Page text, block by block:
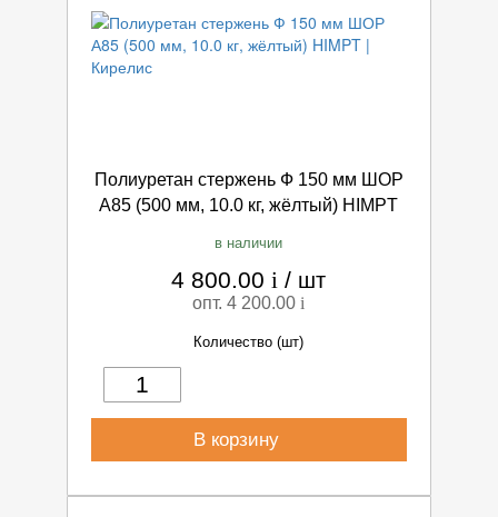
Полиуретан стержень Ф 150 мм ШОР
А85 (500 мм, 10.0 кг, жёлтый) HIMPT
в наличии
4 800.00i / шт
опт. 4 200.00i
Количество (шт)
В корзину